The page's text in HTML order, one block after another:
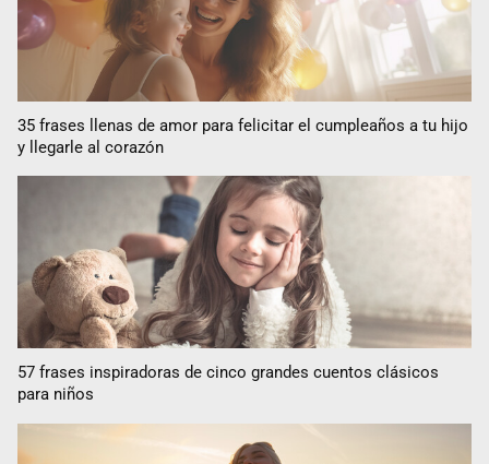
35 frases llenas de amor para felicitar el cumpleaños a tu hijo
y llegarle al corazón
57 frases inspiradoras de cinco grandes cuentos clásicos
para niños